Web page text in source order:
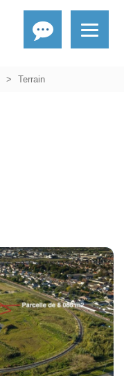
Terrain